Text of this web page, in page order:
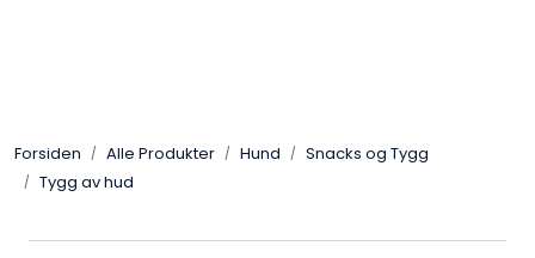
Forsiden Alle Produkter Hund
Snacks og Tygg
Tygg av hud
Leverandører